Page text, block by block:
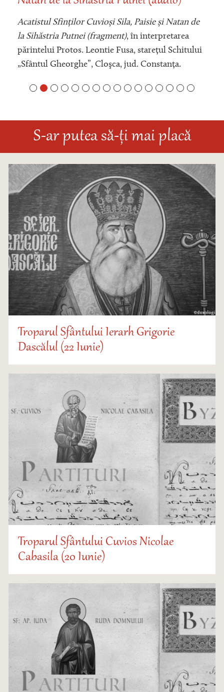
Acatistul Sfinților Cuvioși Sila, Paisie și Natan de
la Sihăstria Putnei (fragment), în interpretarea
părintelui Protos. Leontie Fusa, starețul Schitului
„Sfântul Gheorghe”, Cloşca, jud. Constanța.
S-ar putea să-ți mai placă
Troparul Sfântului Ierarh Grigorie
Dascălul (22 Iunie)
Troparul Sfântului Cuvios Nicolae
Cabasila (20 Iunie)